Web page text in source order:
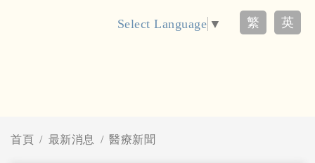
Select Language ▼ 繁 英
首頁 最新消息 醫療新聞